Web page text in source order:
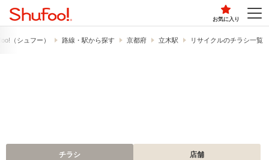
お気に入り
（シュフー） 路線・駅から探す 京都府 立木駅 リサイクルのチラシ一覧
チラシ 店舗